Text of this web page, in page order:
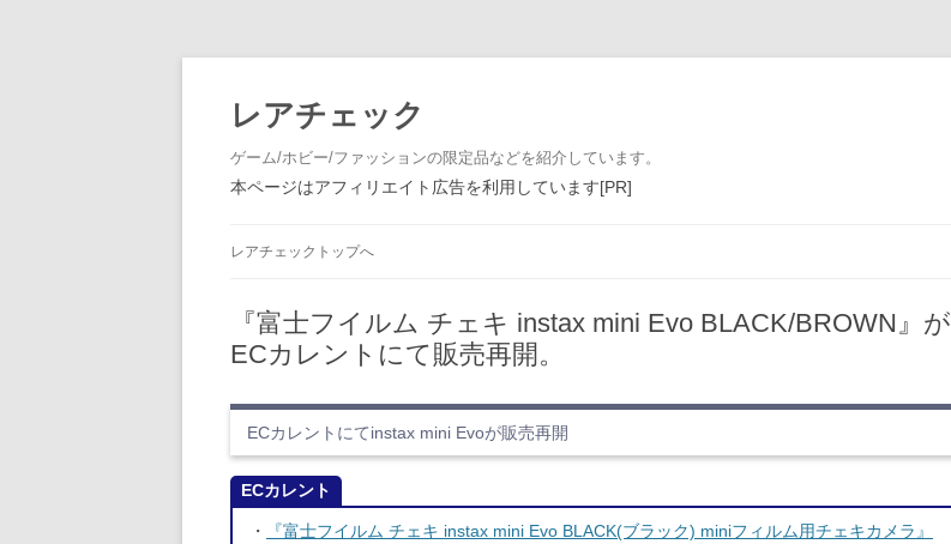
レアチェック
ゲーム/ホビー/ファッションの限定品などを紹介しています。
本ページはアフィリエイト広告を利用しています[PR]
レアチェックトップへ
『富士フイルム チェキ instax mini Evo BLACK/BROWN』が
ECカレントにて販売再開。
ECカレントにてinstax mini Evoが販売再開
ECカレント
・
『富士フイルム チェキ instax mini Evo BLACK(ブラック) miniフィルム用チェキカメラ』